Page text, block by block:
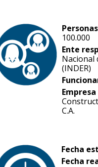
100.000
Ente
Nacional
(INDER)
C.A.
Fecha
Fecha